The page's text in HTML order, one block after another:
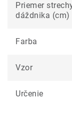
Priemer
dáždnika (cm)
Farba
Vzor
Určenie